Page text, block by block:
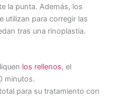
la punta. Además, los
utilizan para corregir las
tras una rinoplastia.
los rellenos, el
minutos.
para su tratamiento con